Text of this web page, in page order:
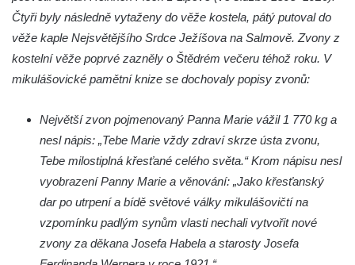
Kaple svaté Anny v Brné
Kaple svatého Jana Nepomuckého před
zámkem v Protivíně
Kaple svatého Rocha v Ohradě u Hluboké
nad Vltavou
Kostel svatého Martina v Tursku
Kaple svatých Jana a Pavla v Knínicích
Čtyři byly následně vytaženy do věže kostela, pátý putoval do
věže kaple Nejsvětějšího Srdce Ježíšova na Salmově. Zvony z
kostelní věže poprvé zazněly o Štědrém večeru téhož roku. V
mikulášovické pamětní knize se dochovaly popisy zvonů:
Největší zvon pojmenovaný Panna Marie vážil 1 770 kg a
nesl nápis: „Tebe Marie vždy zdraví skrze ústa zvonu,
Tebe milostiplná křesťané celého světa.“ Krom nápisu nesl
vyobrazení Panny Marie a věnování: „Jako křesťanský
dar po utrpení a bídě světové války mikulášovičtí na
vzpomínku padlým synům vlasti nechali vytvořit nové
zvony za děkana Josefa Habela a starosty Josefa